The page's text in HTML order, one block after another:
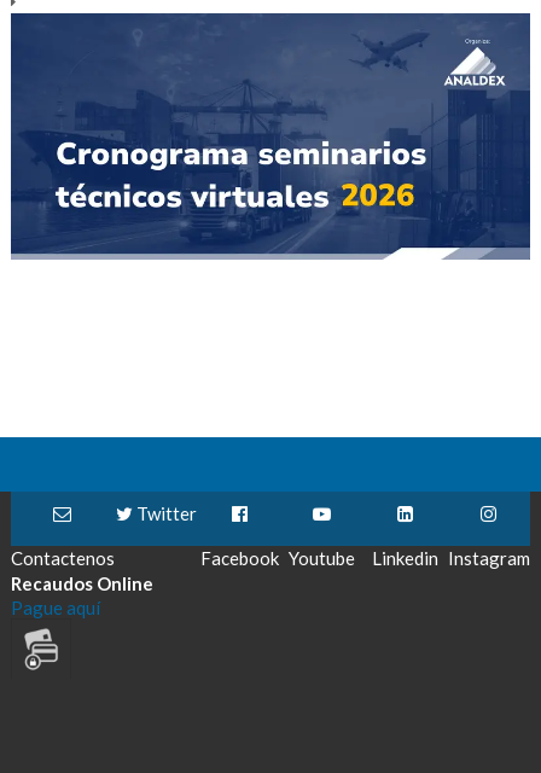
Contactenos
Twitter
Facebook Youtube Linkedin Instagram
Recaudos Online
Pague aquí